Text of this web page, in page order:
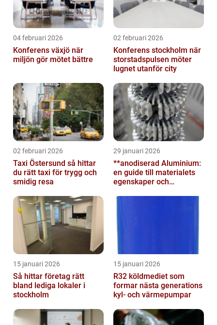
04 februari 2026
Konferens växjö när
miljön gör mötet bättre
02 februari 2026
Konferens stockholm när
storstadspulsen möter
lugnet utanför city
02 februari 2026
Taxi Östersund så hittar
du rätt taxi för trygg och
smidig resa
29 januari 2026
**anodiserad Aluminium:
en guide till materialets
egenskaper och
15 januari 2026
Så hittar företag rätt
bland lediga lokaler i
stockholm
15 januari 2026
R32 köldmediet som
formar nästa generations
kyl- och värmepumpar